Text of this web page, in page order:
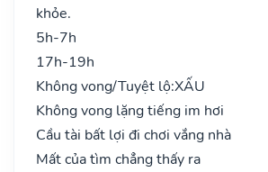
khỏe.
5h-7h
17h-19h
Không vong/Tuyệt lộ:XẤU
Không vong lặng tiếng im hơi
Cầu tài bất lợi đi chơi vắng nhà
Mất của tìm chẳng thấy ra